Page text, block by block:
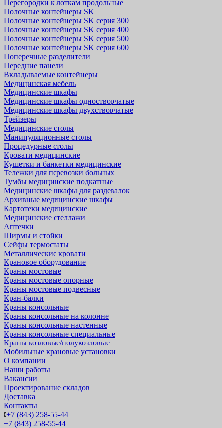
Перегородки к лоткам продольные
Полочные контейнеры SK
Полочные контейнеры SK серия 300
Полочные контейнеры SK серия 400
Полочные контейнеры SK серия 500
Полочные контейнеры SK серия 600
Поперечные разделители
Передние панели
Вкладываемые контейнеры
Медицинская мебель
Медицинские шкафы
Медицинские шкафы одностворчатые
Медицинские шкафы двухстворчатые
Трейзеры
Медицинские столы
Манипуляционные столы
Процедурные столы
Кровати медицинские
Кушетки и банкетки медицинские
Тележки для перевозки больных
Тумбы медицинские подкатные
Медицинские шкафы для раздевалок
Архивные медицинские шкафы
Картотеки медицинские
Медицинские стеллажи
Аптечки
Ширмы и стойки
Сейфы термостаты
Металлические кровати
Крановое оборудование
Краны мостовые
Краны мостовые опорные
Краны мостовые подвесные
Кран-балки
Краны консольные
Краны консольные на колонне
Краны консольные настенные
Краны консольные специальные
Краны козловые/полукозловые
Мобильные крановые установки
О компании
Наши работы
Вакансии
Проектирование складов
Доставка
Контакты
+7 (843) 258-55-44
+7 (843) 258-55-44